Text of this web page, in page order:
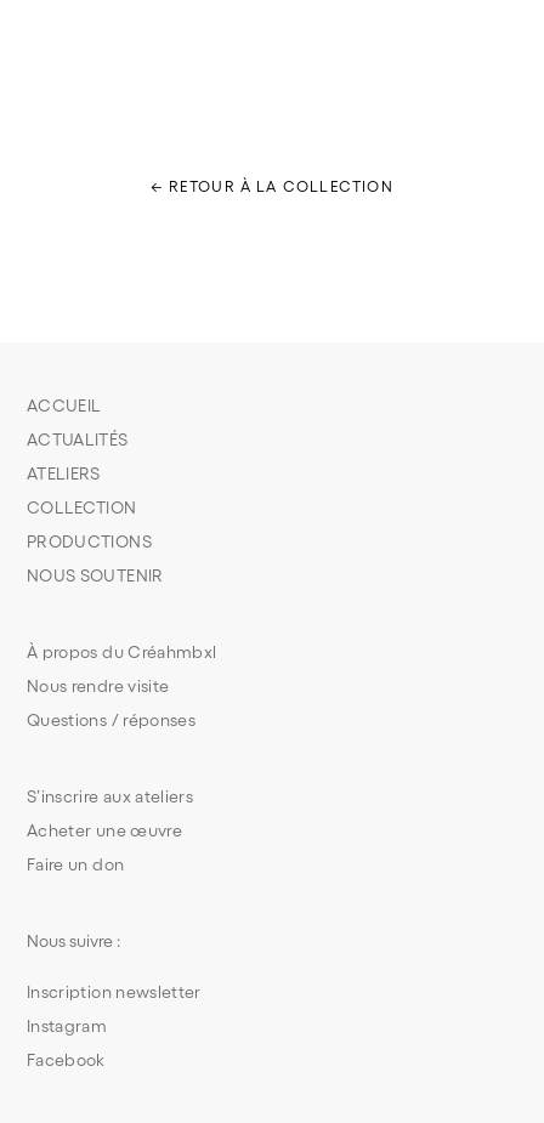
← RETOUR À LA COLLECTION
S’inscrire aux ateliers
Acheter une œuvre
Faire un don
À propos du Créahmbxl
Nous rendre visite
Questions / réponses
ACCUEIL
ACTUALITÉS
ATELIERS
COLLECTION
PRODUCTIONS
NOUS SOUTENIR
Nous suivre :
Inscription newsletter
Instagram
Facebook